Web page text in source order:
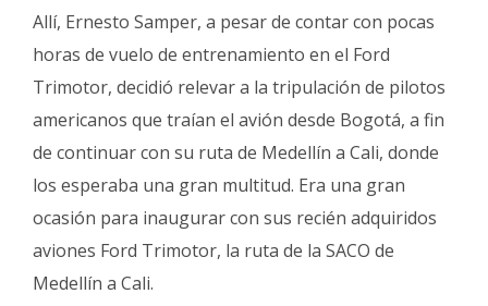
Allí, Ernesto Samper, a pesar de contar con pocas
horas de vuelo de entrenamiento en el Ford
Trimotor, decidió relevar a la tripulación de pilotos
americanos que traían el avión desde Bogotá, a fin
de continuar con su ruta de Medellín a Cali, donde
los esperaba una gran multitud. Era una gran
ocasión para inaugurar con sus recién adquiridos
aviones Ford Trimotor, la ruta de la SACO de
Medellín a Cali.